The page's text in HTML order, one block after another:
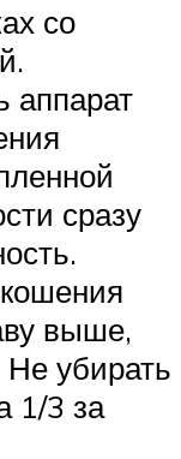
со
аппарат
сразу
выше,
убирать
1/3 за